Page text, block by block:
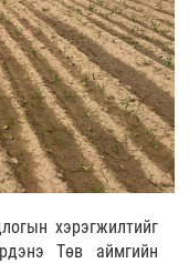
хэрэгжилтийг
Төв аймгийн